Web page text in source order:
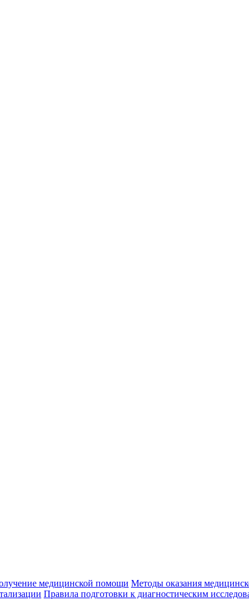
медицинской помощи Методы оказания
Правила подготовки к диагностическим